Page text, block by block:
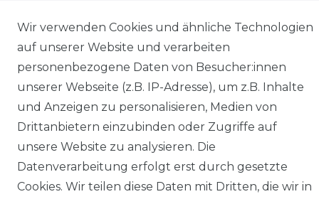
Widerrufs­recht
VERTRAG WIDERRUFEN Kontakt
Wir verwenden Cookies und ähnliche Technologien
auf unserer Website und verarbeiten
personenbezogene Daten von Besucher:innen
unserer Webseite (z.B. IP-Adresse), um z.B. Inhalte
und Anzeigen zu personalisieren, Medien von
Drittanbietern einzubinden oder Zugriffe auf
unsere Website zu analysieren. Die
Datenverarbeitung erfolgt erst durch gesetzte
Cookies. Wir teilen diese Daten mit Dritten, die wir in